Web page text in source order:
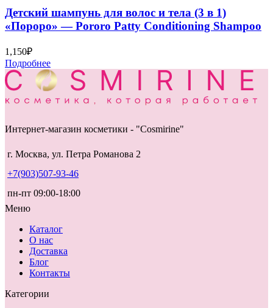
Детский шампунь для волос и тела (3 в 1)
«Пороро» — Pororo Patty Conditioning Shampoo
1,150₽
Подробнее
Интернет-магазин косметики - "Cosmirine"
г. Москва, ул. Петра Романова 2
+7(903)507-93-46
пн-пт 09:00-18:00
Меню
Каталог
О нас
Доставка
Блог
Контакты
Категории